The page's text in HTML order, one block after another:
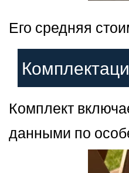
Его средняя
Комплект
данными по